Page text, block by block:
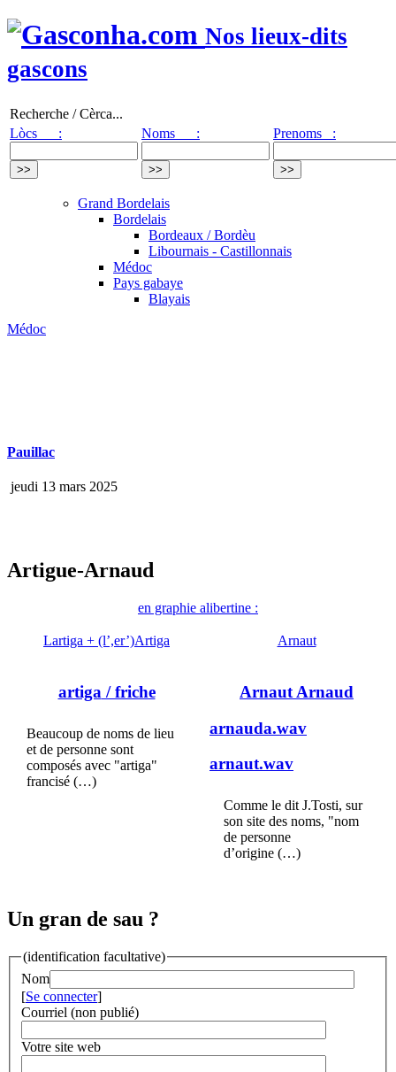
Nos lieux-dits
gascons
Recherche / Cèrca...
Lòcs :
Noms : Prenoms :
Grand Bordelais
Bordelais
Bordeaux / Bordèu
Libournais - Castillonnais
Médoc
Pays gabaye
Blayais
Médoc
Pauillac
jeudi 13 mars 2025
Artigue-Arnaud
en graphie alibertine :
Lartiga + (l’,er’)Artiga
artiga / friche
Beaucoup de noms de lieu
et de personne sont
composés avec "artiga"
francisé (…)
Arnaut
Arnaut Arnaud
arnauda.wav
arnaut.wav
Comme le dit J.Tosti, sur
son site des noms, "nom
de personne
d’origine (…)
Un gran de sau ?
(identification facultative)
Nom
[Se connecter]
Courriel (non publié)
Votre site web